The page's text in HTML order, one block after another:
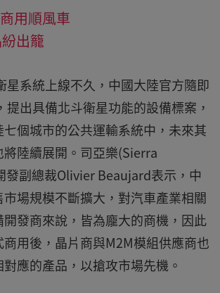
用順風車
出籠
星系統上線不久，中國大陸官方隨即
提出具備北斗衛星功能的設備標案，
個城市的公共運輸系統中，未來其
陸續展開。司亞樂(Sierra
發副總裁Olivier Beaujard表示，中
場規模不斷擴大，對汽車產業相關
發商來說，皆為龐大的商機，因此
用後，晶片商與M2M模組供應商也
應的產品，以搶攻市場先機。